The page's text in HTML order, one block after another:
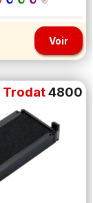
Voir
Trodat4800